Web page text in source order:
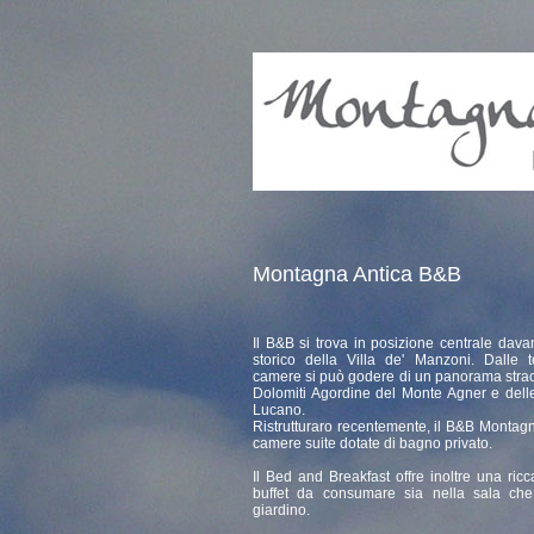
Montagna Antica B&B
Il B&B si trova in posizione centrale
storico della Villa de' Manzoni. Dalle
camere si può godere di un panorama
Dolomiti Agordine del Monte Agner e
Lucano.
Ristrutturaro recentemente, il B&B
camere suite dotate di bagno privato.
Il Bed and Breakfast offre inoltre una
buffet da consumare sia nella sala
giardino.